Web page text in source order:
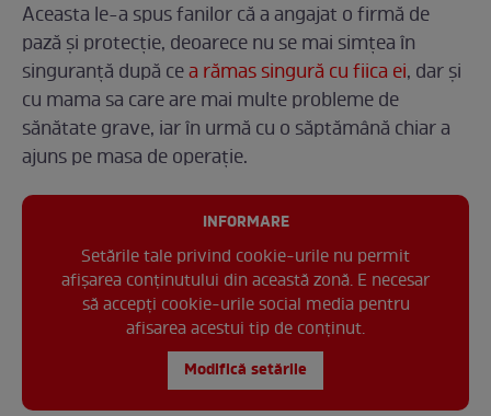
Aceasta le-a spus fanilor că a angajat o firmă de
pază și protecție, deoarece nu se mai simțea în
singuranță după cea rămas singură cu fiica ei, dar și
cu mama sa care are mai multe probleme de
sănătate grave, iar în urmă cu o săptămână chiar a
ajuns pe masa de operație.
INFORMARE
Setările tale privind cookie-urile nu permit
afișarea conținutului din această zonă. E necesar
să accepți cookie-urile social media pentru
afisarea acestui tip de conținut.
Modifică setările